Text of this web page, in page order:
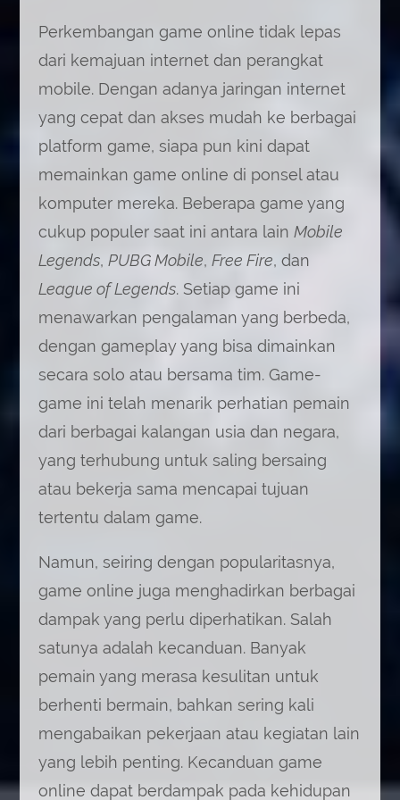
Perkembangan game online tidak lepas
dari kemajuan internet dan perangkat
mobile. Dengan adanya jaringan internet
yang cepat dan akses mudah ke berbagai
platform game, siapa pun kini dapat
memainkan game online di ponsel atau
komputer mereka. Beberapa game yang
cukup populer saat ini antara lain Mobile
Legends, PUBG Mobile, Free Fire, dan
League of Legends. Setiap game ini
menawarkan pengalaman yang berbeda,
dengan gameplay yang bisa dimainkan
secara solo atau bersama tim. Game-
game ini telah menarik perhatian pemain
dari berbagai kalangan usia dan negara,
yang terhubung untuk saling bersaing
atau bekerja sama mencapai tujuan
tertentu dalam game.
Namun, seiring dengan popularitasnya,
game online juga menghadirkan berbagai
dampak yang perlu diperhatikan. Salah
satunya adalah kecanduan. Banyak
pemain yang merasa kesulitan untuk
berhenti bermain, bahkan sering kali
mengabaikan pekerjaan atau kegiatan lain
yang lebih penting. Kecanduan game
online dapat berdampak pada kehidupan